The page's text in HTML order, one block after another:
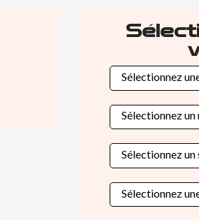
Sélectionnez
Sélectionnez un
Sélectionnez
Sélectionnez